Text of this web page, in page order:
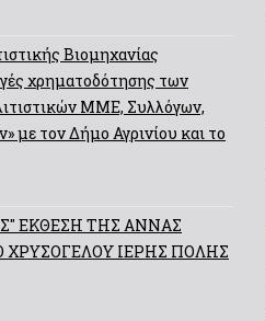
Βιομηχανίας
χρηματοδότησης των
ΜΜΕ, Συλλόγων,
με τον Δήμο Αγρινίου και το
ΕΚΘΕΣΗ ΤΗΣ ΑΝΝΑΣ
ΧΡΥΣΟΓΕΛΟΥ ΙΕΡΗΣ ΠΟΛΗΣ